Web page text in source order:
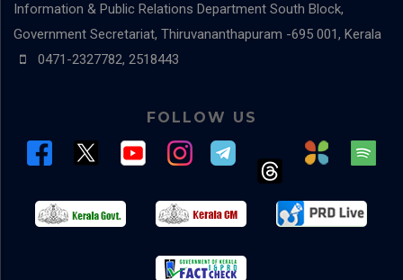
Information & Public Relations Department South Block,
Government Secretariat, Thiruvananthapuram -695 001, Kerala
0471-2327782, 2518443
FOLLOW US